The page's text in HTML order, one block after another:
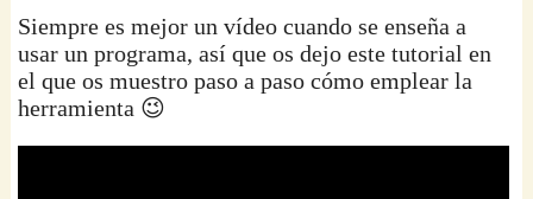
Siempre es mejor un vídeo cuando se enseña a
usar un programa, así que os dejo este tutorial en
el que os muestro paso a paso cómo emplear la
herramienta 😉